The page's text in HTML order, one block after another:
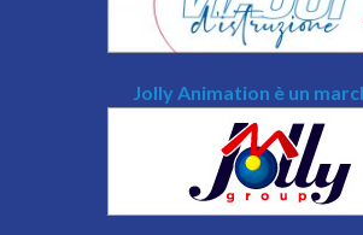
Jolly Animation è un